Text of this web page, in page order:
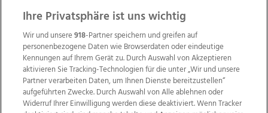
WEITERE SUCHERGEBNISSE
Ihre Privatsphäre ist uns wichtig
Wir und unsere918-Partner speichern und greifen auf
personenbezogene Daten wie Browserdaten oder eindeutige
Kennungen auf Ihrem Gerät zu. Durch Auswahl von Akzeptieren
aktivieren Sie Tracking-Technologien für die unter „Wir und unsere
Partner verarbeiten Daten, um Ihnen Dienste bereitzustellen“
aufgeführten Zwecke. Durch Auswahl von Alle ablehnen oder
Widerruf Ihrer Einwilligung werden diese deaktiviert. Wenn Tracker